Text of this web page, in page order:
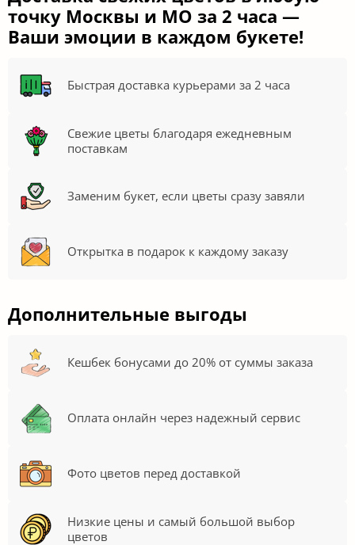
точку Москвы и МО за 2 часа —
Ваши эмоции в каждом букете!
Быстрая доставка курьерами за 2 часа
Свежие цветы благодаря ежедневным
поставкам
Заменим букет, если цветы сразу завяли
Открытка в подарок к каждому заказу
Дополнительные выгоды
Кешбек бонусами до 20% от суммы заказа
Оплата онлайн через надежный сервис
Фото цветов перед доставкой
Низкие цены и самый большой выбор
цветов